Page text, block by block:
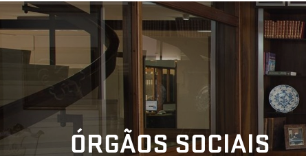
ÓRGÃOS SOCIAIS